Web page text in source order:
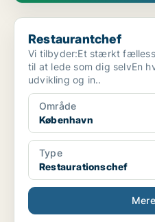
Restaurantchef
Restaurantchef
Vi tilbyder:Et stærkt
til at lede som dig selvEn
udvikling og in..
Område
København
Type
Restaurationschef